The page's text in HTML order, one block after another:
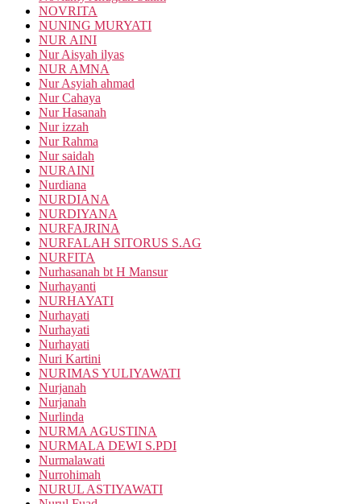
NOVRITA
NUNING MURYATI
NUR AINI
Nur Aisyah ilyas
NUR AMNA
Nur Asyiah ahmad
Nur Cahaya
Nur Hasanah
Nur izzah
Nur Rahma
Nur saidah
NURAINI
Nurdiana
NURDIANA
NURDIYANA
NURFAJRINA
NURFALAH SITORUS S.AG
NURFITA
Nurhasanah bt H Mansur
Nurhayanti
NURHAYATI
Nurhayati
Nurhayati
Nurhayati
Nuri Kartini
NURIMAS YULIYAWATI
Nurjanah
Nurjanah
Nurlinda
NURMA AGUSTINA
NURMALA DEWI S.PDI
Nurmalawati
Nurrohimah
NURUL ASTIYAWATI